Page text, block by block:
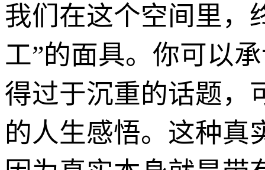
我们在这个空间里，
工”的面具。你可以
得过于沉重的话题，
的人生感悟。这种真